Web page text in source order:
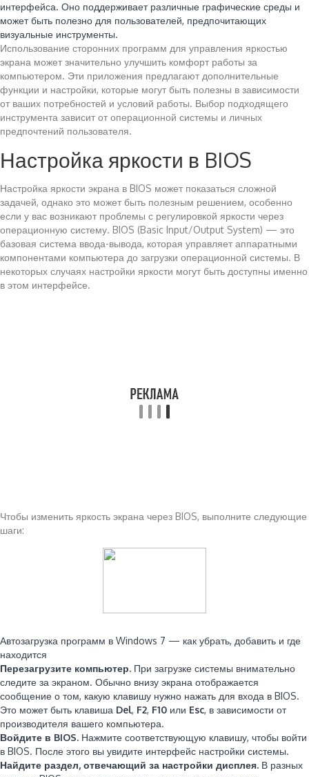
интерфейса. Оно поддерживает различные графические среды и
может быть полезно для пользователей, предпочитающих
визуальные инструменты.
Использование сторонних программ для управления яркостью
экрана может значительно улучшить комфорт работы за
компьютером. Эти приложения предлагают дополнительные
функции и настройки, которые могут быть полезны в зависимости
от ваших потребностей и условий работы. Выбор подходящего
инструмента зависит от операционной системы и личных
предпочтений пользователя.
Настройка яркости в BIOS
Настройка яркости экрана в BIOS может показаться сложной
задачей, однако это может быть полезным решением, особенно
если у вас возникают проблемы с регулировкой яркости через
операционную систему. BIOS (Basic Input/Output System) — это
базовая система ввода-вывода, которая управляет аппаратными
компонентами компьютера до загрузки операционной системы. В
некоторых случаях настройки яркости могут быть доступны именно
в этом интерфейсе.
Чтобы изменить яркость экрана через BIOS, выполните следующие
шаги:
Автозагрузка программ в Windows 7 — как убрать, добавить и где
находится
Перезагрузите компьютер. При загрузке системы внимательно
следите за экраном. Обычно внизу экрана отображается
сообщение о том, какую клавишу нужно нажать для входа в BIOS.
Это может быть клавиша Del, F2, F10 или Esc, в зависимости от
производителя вашего компьютера.
Войдите в BIOS. Нажмите соответствующую клавишу, чтобы войти
в BIOS. После этого вы увидите интерфейс настройки системы.
Найдите раздел, отвечающий за настройки дисплея. В разных